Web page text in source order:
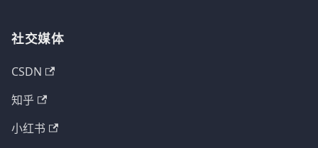
社交媒体
CSDN
知乎
小红书